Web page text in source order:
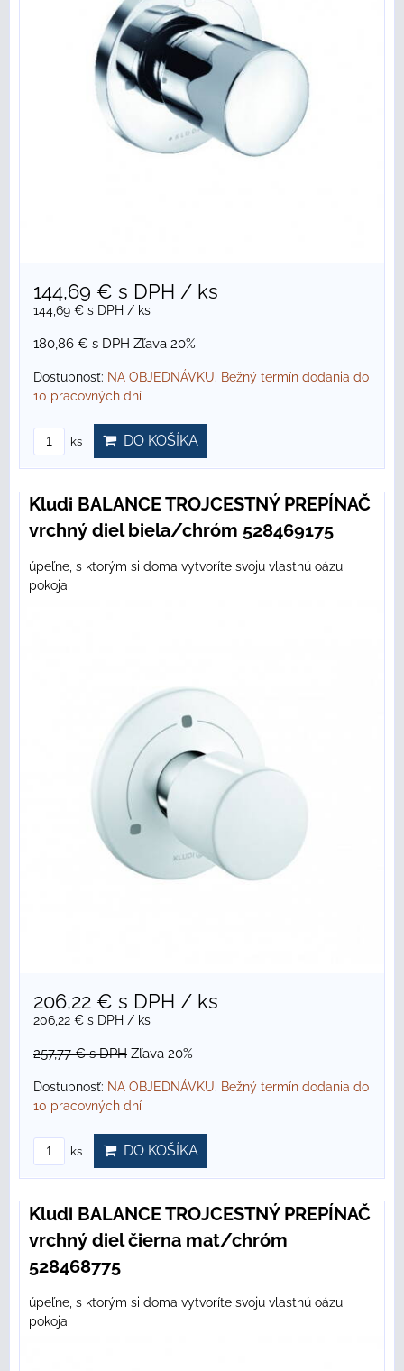
144,69 € s DPH / ks
144,69 € s DPH / ks
180,86 €s DPH Zľava 20%
Dostupnosť: NA OBJEDNÁVKU. Bežný termín dodania do
10 pracovných dní
ks DO KOŠÍKA
Kludi BALANCE TROJCESTNÝ PREPÍNAČ
vrchný diel biela/chróm 528469175
úpeľne, s ktorým si doma vytvoríte svoju vlastnú oázu
pokoja
206,22 € s DPH / ks
206,22 € s DPH / ks
257,77 €s DPH Zľava 20%
Dostupnosť: NA OBJEDNÁVKU. Bežný termín dodania do
10 pracovných dní
ks DO KOŠÍKA
Kludi BALANCE TROJCESTNÝ PREPÍNAČ
vrchný diel čierna mat/chróm
528468775
úpeľne, s ktorým si doma vytvoríte svoju vlastnú oázu
pokoja